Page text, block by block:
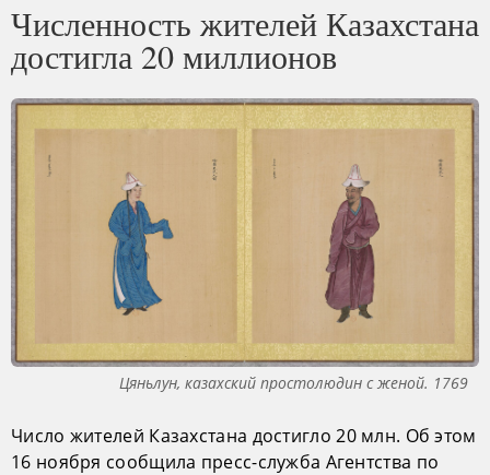
Численность жителей Казахстана
достигла 20 миллионов
Цяньлун, казахский простолюдин с женой. 1769
Число жителей Казахстана достигло 20 млн. Об этом
16 ноября сообщила пресс-служба Агентства по